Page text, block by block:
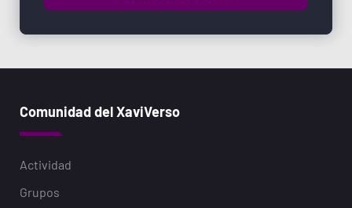
Comunidad del XaviVerso
Actividad
Grupos